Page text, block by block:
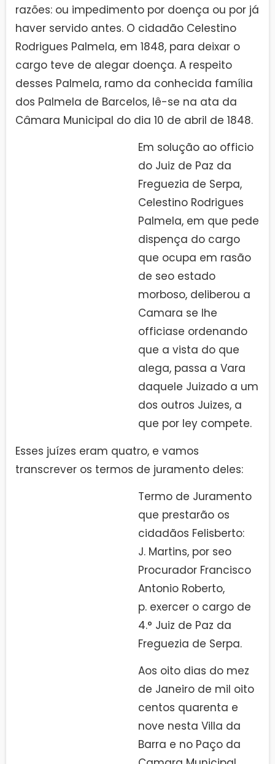
razões: ou impedimento por doença ou por já
haver servido antes. O cidadão Celestino
Rodrigues Palmela, em 1848, para deixar o
cargo teve de alegar doença. A respeito
desses Palmela, ramo da conhecida família
dos Palmela de Barcelos, lê-se na ata da
Câmara Municipal do dia 10 de abril de 1848.
Em solução ao officio
do Juiz de Paz da
Freguezia de Serpa,
Celestino Rodrigues
Palmela, em que pede
dispença do cargo
que ocupa em rasão
de seo estado
morboso, deliberou a
Camara se lhe
officiase ordenando
que a vista do que
alega, passa a Vara
daquele Juizado a um
dos outros Juizes, a
que por ley compete.
Esses juízes eram quatro, e vamos
transcrever os termos de juramento deles:
Termo de Juramento
que prestarão os
cidadãos Felisberto:
J. Martins, por seo
Procurador Francisco
Antonio Roberto,
p. exercer o cargo de
4.° Juiz de Paz da
Freguezia de Serpa.
Aos oito dias do mez
de Janeiro de mil oito
centos quarenta e
nove nesta Villa da
Barra e no Paço da